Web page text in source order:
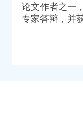
工商注册）
工商注册）
论文作者之一
专家答辩，并